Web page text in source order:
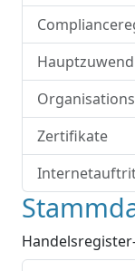
Zertifikate